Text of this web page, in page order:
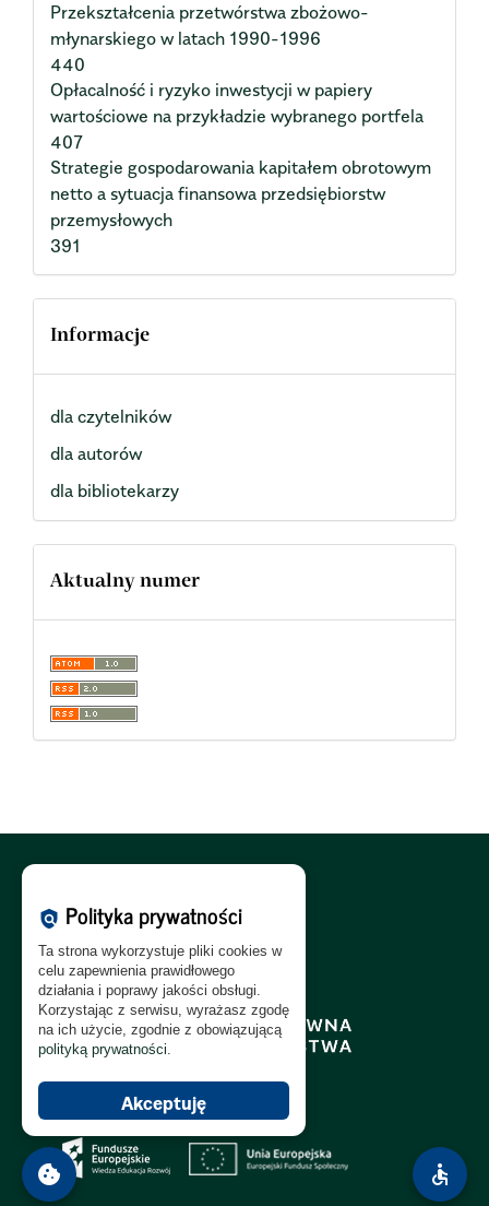
Przekształcenia przetwórstwa zbożowo-
młynarskiego w latach 1990-1996
440
Opłacalność i ryzyko inwestycji w papiery
wartościowe na przykładzie wybranego portfela
407
Strategie gospodarowania kapitałem obrotowym
netto a sytuacja finansowa przedsiębiorstw
przemysłowych
391
Informacje
dla czytelników
dla autorów
dla bibliotekarzy
Aktualny numer
Polityka Prywatności:PL
Polityka RODO:PL|EN
accessible
cookie
policy Polityka prywatności
Ta strona wykorzystuje pliki cookies w
celu zapewnienia prawidłowego
działania i poprawy jakości obsługi.
Korzystając z serwisu, wyrażasz zgodę
na ich użycie, zgodnie z obowiązującą
polityką prywatności
Akceptuję